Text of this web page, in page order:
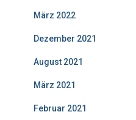
März 2022
Dezember 2021
August 2021
März 2021
Februar 2021